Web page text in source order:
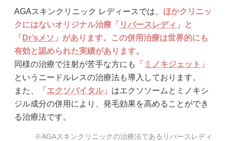
AGAスキンクリニック レディースでは、 ほかクリニッ
クにはないオリジナル治療「 リバースレディ 」と
「 Dr’sメソ 」があります。この併用治療は世界的にも
有効と認められた実績があります。
同様の治療で注射が苦手な方にも
「 ミノキジェット 」
というニードルレスの治療法も導入しております。
また、
「 エクソバイタル」 はエクソソームとミノキシ
ジル成分の併用により、発毛効果を高めることができ
る治療法です。
AGAスキンクリニックの治療法であるリバースレディ